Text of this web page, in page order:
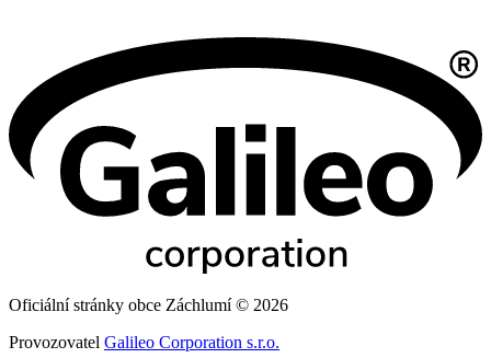
Oficiální stránky obce Záchlumí © 2026
Provozovatel Galileo Corporation s.r.o.